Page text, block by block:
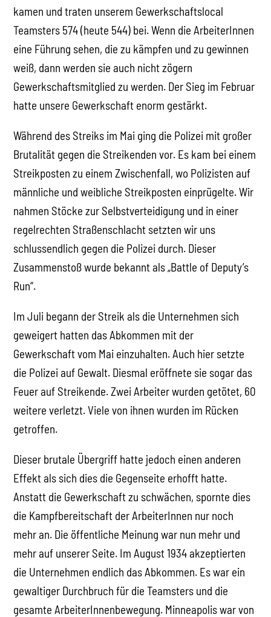
kamen und traten unserem Gewerkschaftslocal
Teamsters 574 (heute 544) bei. Wenn die ArbeiterInnen
eine Führung sehen, die zu kämpfen und zu gewinnen
weiß, dann werden sie auch nicht zögern
Gewerkschaftsmitglied zu werden. Der Sieg im Februar
hatte unsere Gewerkschaft enorm gestärkt.
Während des Streiks im Mai ging die Polizei mit großer
Brutalität gegen die Streikenden vor. Es kam bei einem
Streikposten zu einem Zwischenfall, wo Polizisten auf
männliche und weibliche Streikposten einprügelte. Wir
nahmen Stöcke zur Selbstverteidigung und in einer
regelrechten Straßenschlacht setzten wir uns
schlussendlich gegen die Polizei durch. Dieser
Zusammenstoß wurde bekannt als „Battle of Deputy’s
Run“.
Im Juli begann der Streik als die Unternehmen sich
geweigert hatten das Abkommen mit der
Gewerkschaft vom Mai einzuhalten. Auch hier setzte
die Polizei auf Gewalt. Diesmal eröffnete sie sogar das
Feuer auf Streikende. Zwei Arbeiter wurden getötet, 60
weitere verletzt. Viele von ihnen wurden im Rücken
getroffen.
Dieser brutale Übergriff hatte jedoch einen anderen
Effekt als sich dies die Gegenseite erhofft hatte.
Anstatt die Gewerkschaft zu schwächen, spornte dies
die Kampfbereitschaft der ArbeiterInnen nur noch
mehr an. Die öffentliche Meinung war nun mehr und
mehr auf unserer Seite. Im August 1934 akzeptierten
die Unternehmen endlich das Abkommen. Es war ein
gewaltiger Durchbruch für die Teamsters und die
gesamte ArbeiterInnenbewegung. Minneapolis war von